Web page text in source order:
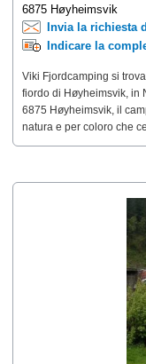
6875 Høyheimsvik
Invia la richiesta
Indicare la
Viki Fjordcamping si
fiordo di Høyheimsvik, in
6875 Høyheimsvik, il
natura e per coloro che